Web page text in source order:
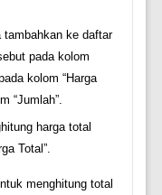
tambahkan ke daftar
pada kolom
kolom “Harga
“Jumlah”.
harga total
Total”.
menghitung total